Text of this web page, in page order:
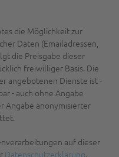
die Möglichkeit zur
Daten (Emailadressen,
die Preisgabe dieser
freiwilliger Basis. Die
angebotenen Dienste ist -
- auch ohne Angabe
Angabe anonymisierter
auf dieser
Datenschutzerklärung.